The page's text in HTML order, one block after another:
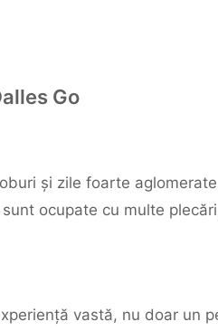
Go
și zile foarte
ocupate cu multe
vastă, nu doar un